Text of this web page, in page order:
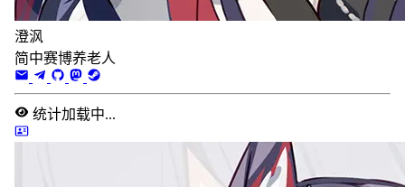
澄沨
简中赛博养老人
统计加载中...